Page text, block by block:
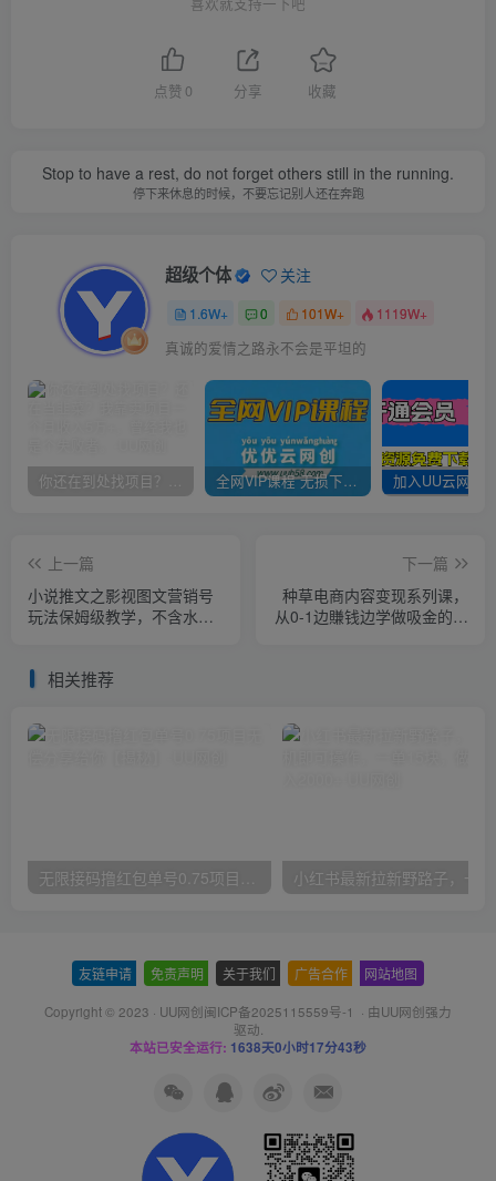
点赞 0 分享 收藏
Stop to have a rest, do not forget others still in the running.
停下来休息的时候，不要忘记别人还在奔跑
超级个体 关注
1.6W+ 0 101W+ 1119W+
真诚的爱情之路永不会是平坦的
你还在到处找项目？还在当韭菜？我靠卖项目一个月收入5万+，曾经我也是个失败者。 全网VIP课程 无损下载~
上一篇
小说推文之影视图文营销号
玩法保姆级教学，不含水，
下一篇
种草电商内容变现系列课，
从0-1边賺钱边学做吸金的种
相关推荐
友链申请 免责声明 关于我们 广告合作 网站地图
Copyright © 2023 · UU网创闽ICP备2025115559号-1 · 由UU网创强力
驱动.
本站已安全运行: 1638天0小时17分43秒